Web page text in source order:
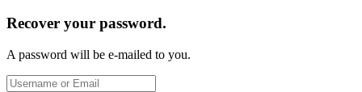
Recover your password.
A password will be e-mailed to you.